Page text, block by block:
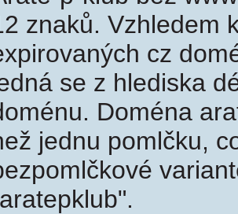
znaků. Vzhledem
cz
se z hlediska
Doména
jednu pomlčku,